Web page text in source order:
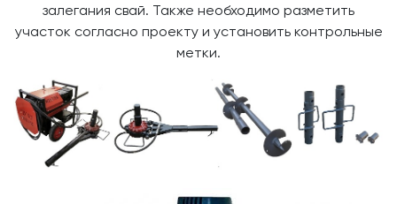
залегания свай. Также необходимо разметить
участок согласно проекту и установить контрольные
метки.